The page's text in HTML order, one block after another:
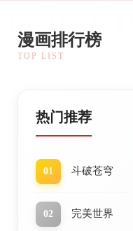
TOP
漫画排行榜
TOP LIST
热门推荐
01 斗破苍穹
02 完美世界